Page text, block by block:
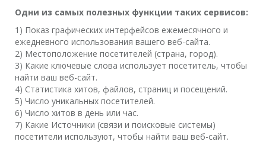
Одни из самых полезных функции таких сервисов:
1) Показ графических интерфейсов ежемесячного и
ежедневного использования вашего веб-сайта.
2) Местоположение посетителей (страна, город).
3) Какие ключевые слова использует посетитель, чтобы
найти ваш веб-сайт.
4) Статистика хитов, файлов, страниц и посещений.
5) Число уникальных посетителей.
6) Число хитов в день или час.
7) Какие Источники (связи и поисковые системы)
посетители используют, чтобы найти ваш веб-сайт.